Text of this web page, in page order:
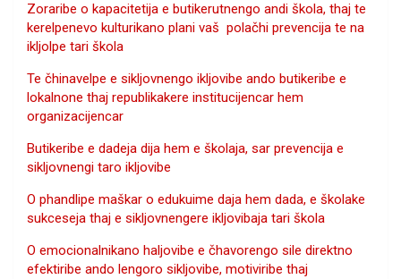
Zoraribe o kapacitetija e butikerutnengo andi škola, thaj te
kerelpenevo kulturikano plani vaš polačhi prevencija te na
ikljolpe tari škola
Te čhinavelpe e sikljovnengo ikljovibe ando butikeribe e
lokalnone thaj republikakere institucijencar hem
organizacijencar
Butikeribe e dadeja dija hem e školaja, sar prevencija e
sikljovnengi taro ikljovibe
O phandlipe maškar o edukuime daja hem dada, e školake
sukceseja thaj e sikljovnengere ikljovibaja tari škola
O emocionalnikano haljovibe e čhavorengo sile direktno
efektiribe ando lengoro sikljovibe, motiviribe thaj